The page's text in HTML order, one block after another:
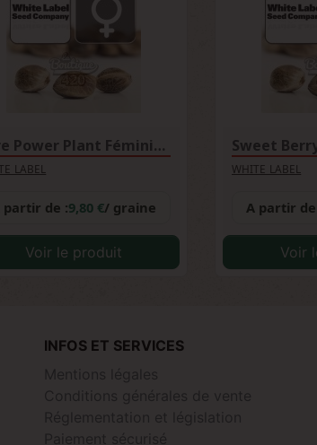
Pure Power Plant Féminisée
LABEL
partir de :9,80 €/ graine
Voir le produit
WHITE LABEL
A partir
Voir
INFOS ET SERVICES